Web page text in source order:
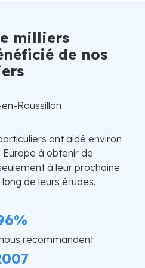
milliers
de nos
ont aidé environ
à obtenir de
à leur prochaine
de leurs études.
recommandent